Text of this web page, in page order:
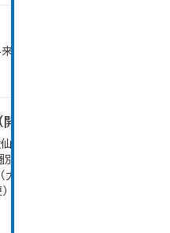
患者数です。
設主体・保健所別）
市の統計「11-11 医療施
別)」のデータを参照してい
仙市・仙北市・美郷町）の